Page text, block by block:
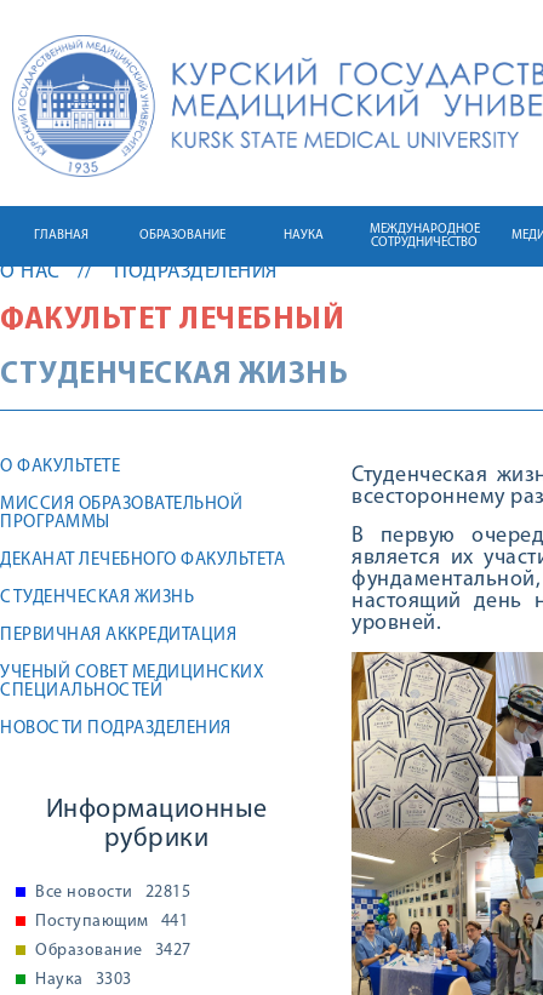
ГЛАВНАЯ ОБРАЗОВАНИЕ НАУКА
МЕЖДУНАРОДНОЕ
СОТРУДНИЧЕСТВО
О НАС ПОДРАЗДЕЛЕНИЯ
ФАКУЛЬТЕТ ЛЕЧЕБНЫЙ
СТУДЕНЧЕСКАЯ ЖИЗНЬ
О ФАКУЛЬТЕТЕ
МИССИЯ ОБРАЗОВАТЕЛЬНОЙ
ПРОГРАММЫ
ДЕКАНАТ ЛЕЧЕБНОГО ФАКУЛЬТЕТА
СТУДЕНЧЕСКАЯ ЖИЗНЬ
ПЕРВИЧНАЯ АККРЕДИТАЦИЯ
УЧЕНЫЙ СОВЕТ МЕДИЦИНСКИХ
СПЕЦИАЛЬНОСТЕЙ
НОВОСТИ ПОДРАЗДЕЛЕНИЯ
Информационные
рубрики
Все новости
22815
Поступающим
441
Образование
3427
Наука
3303
Студенческая
всестороннему
В первую
является их
настоящий день
уровней.